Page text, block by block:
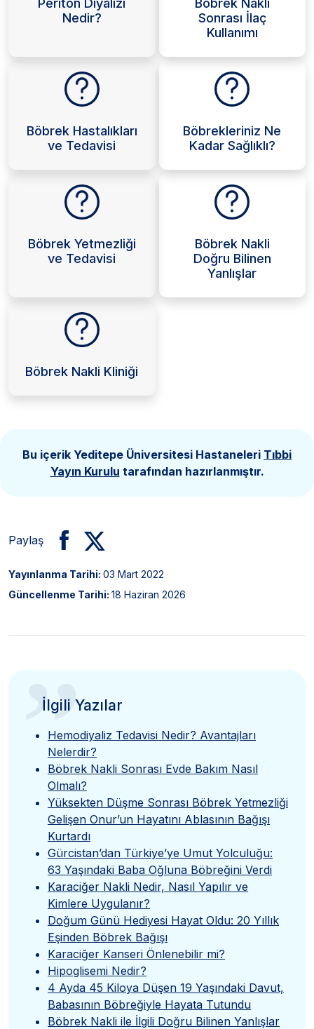
Periton Diyalizi
Nedir?
Böbrek Nakli
Sonrası İlaç
Kullanımı
Böbrek Hastalıkları
ve Tedavisi
Böbrekleriniz Ne
Kadar Sağlıklı?
Böbrek Yetmezliği
ve Tedavisi
Böbrek Nakli
Doğru Bilinen
Yanlışlar
Böbrek Nakli Kliniği
Bu içerik Yeditepe Üniversitesi Hastaneleri Tıbbi
Yayın Kurulu tarafından hazırlanmıştır.
Paylaş
Yayınlanma Tarihi: 03 Mart 2022
Güncellenme Tarihi: 18 Haziran 2026
”
İlgili Yazılar
Hemodiyaliz Tedavisi Nedir? Avantajları
Nelerdir?
Böbrek Nakli Sonrası Evde Bakım Nasıl
Olmalı?
Yüksekten Düşme Sonrası Böbrek Yetmezliği
Gelişen Onur’un Hayatını Ablasının Bağışı
Kurtardı
Gürcistan’dan Türkiye’ye Umut Yolculuğu:
63 Yaşındaki Baba Oğluna Böbreğini Verdi
Karaciğer Nakli Nedir, Nasıl Yapılır ve
Kimlere Uygulanır?
Doğum Günü Hediyesi Hayat Oldu: 20 Yıllık
Eşinden Böbrek Bağışı
Karaciğer Kanseri Önlenebilir mi?
Hipoglisemi Nedir?
4 Ayda 45 Kiloya Düşen 19 Yaşındaki Davut,
Babasının Böbreğiyle Hayata Tutundu
Böbrek Nakli ile İlgili Doğru Bilinen Yanlışlar